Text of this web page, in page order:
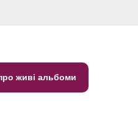
живі альбоми